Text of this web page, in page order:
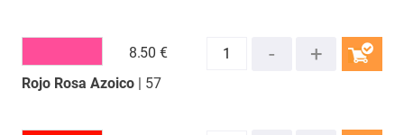
Rojo Rosa Azoico| 57
8.50 €